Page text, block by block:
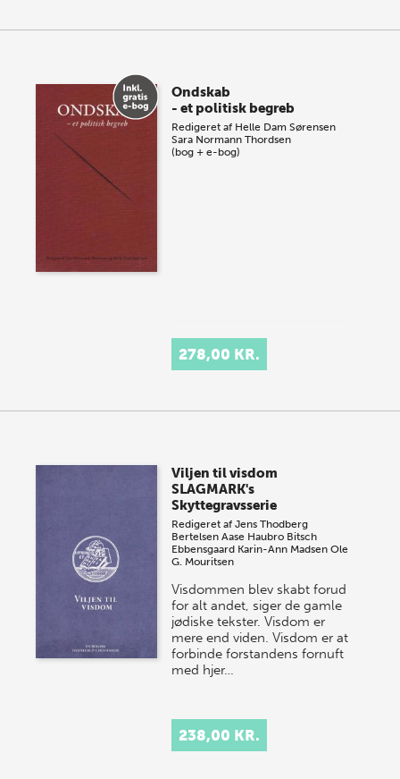
Ondskab
- et politisk begreb
Redigeret af Helle Dam Sørensen
Sara Normann Thordsen
(bog + e-bog)
278,00 KR.
Viljen til visdom
SLAGMARK's
Skyttegravsserie
Redigeret afJens Thodberg
Bertelsen Aase Haubro Bitsch
Ebbensgaard Karin-Ann Madsen Ole
G. Mouritsen
Visdommen blev skabt forud
for alt andet, siger de gamle
jødiske tekster. Visdom er
mere end viden. Visdom er at
forbinde forstandens fornuft
med hjer…
238,00 KR.